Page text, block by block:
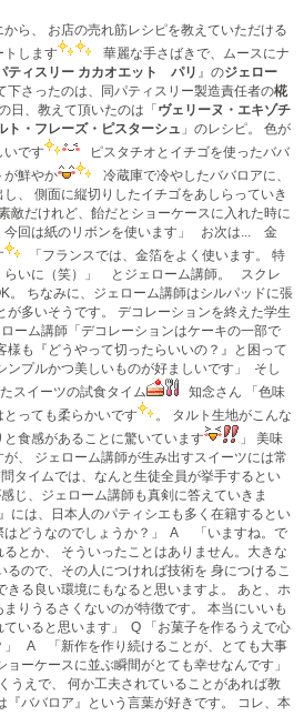
ら、 お店の売れ筋レシピを教えていただける
トします
華麗な手さばきで、ムースにナ
ティスリー カカオエット パリ 』のジェロー
下さったのは、同パティスリー製造責任者の椛
日、教えて頂いたのは「ヴェリーヌ・エキゾチ
ト・フレーズ・ピスターシュ 」のレシピ。 色が
いです
ピスタチオとイチゴを使ったババ
が鮮やか
冷蔵庫で冷やしたババロアに、
、 側面に縦切りしたイチゴをあしらっていき
敵だけれど、飴だとショーケースに入れた時に
今回は紙のリボンを使います」 お次は... 金
「フランスでは、金箔をよく使います。 特
らいに（笑）」 とジェローム講師。 スクレ
。 ちなみに、ジェローム講師はシルパッドに張
が多いそうです。 デコレーションを終えた学生
ーム講師「デコレーションはケーキの一部で
様も『どうやって切ったらいいの？』と困って
ンプルかつ美しいものが好ましいです」
そし
スイーツの試食タイム
知念さん 「色味
っても柔らかいです
。 タルト生地がこんな
食感があることに驚いています
」 美味
、 ジェローム講師が生み出すスイーツには常
タイムでは、なんと生徒全員が挙手するとい
じ、ジェローム講師も真剣に答えていきま
は、日本人のパティシエも多く在籍するとい
どうなのでしょうか？」
A 「いますね。で
とか、 そういったことはありません。大きな
るので、その人につければ技術を 身につけるこ
きる良い環境にもなると思いますよ。 あと、ホ
りうるさくないのが特徴です。 本当にいいも
いると思います」
Q 「お菓子を作るうえで心
」 A 「新作を作り続けることが、とても大事
ーケースに並ぶ瞬間がとても幸せなんです」
えで、 何か工夫されていることがあれば教
ババロア』という言葉が好きです。 コレ、本